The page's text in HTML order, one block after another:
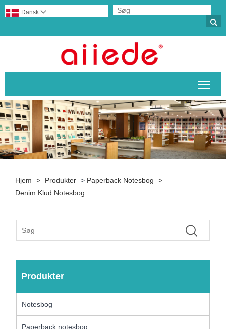

Dansk 
Hjem > Produkter > Paperback Notesbog
>
Denim Klud Notesbog
Produkter
Notesbog
Paperback notesbog